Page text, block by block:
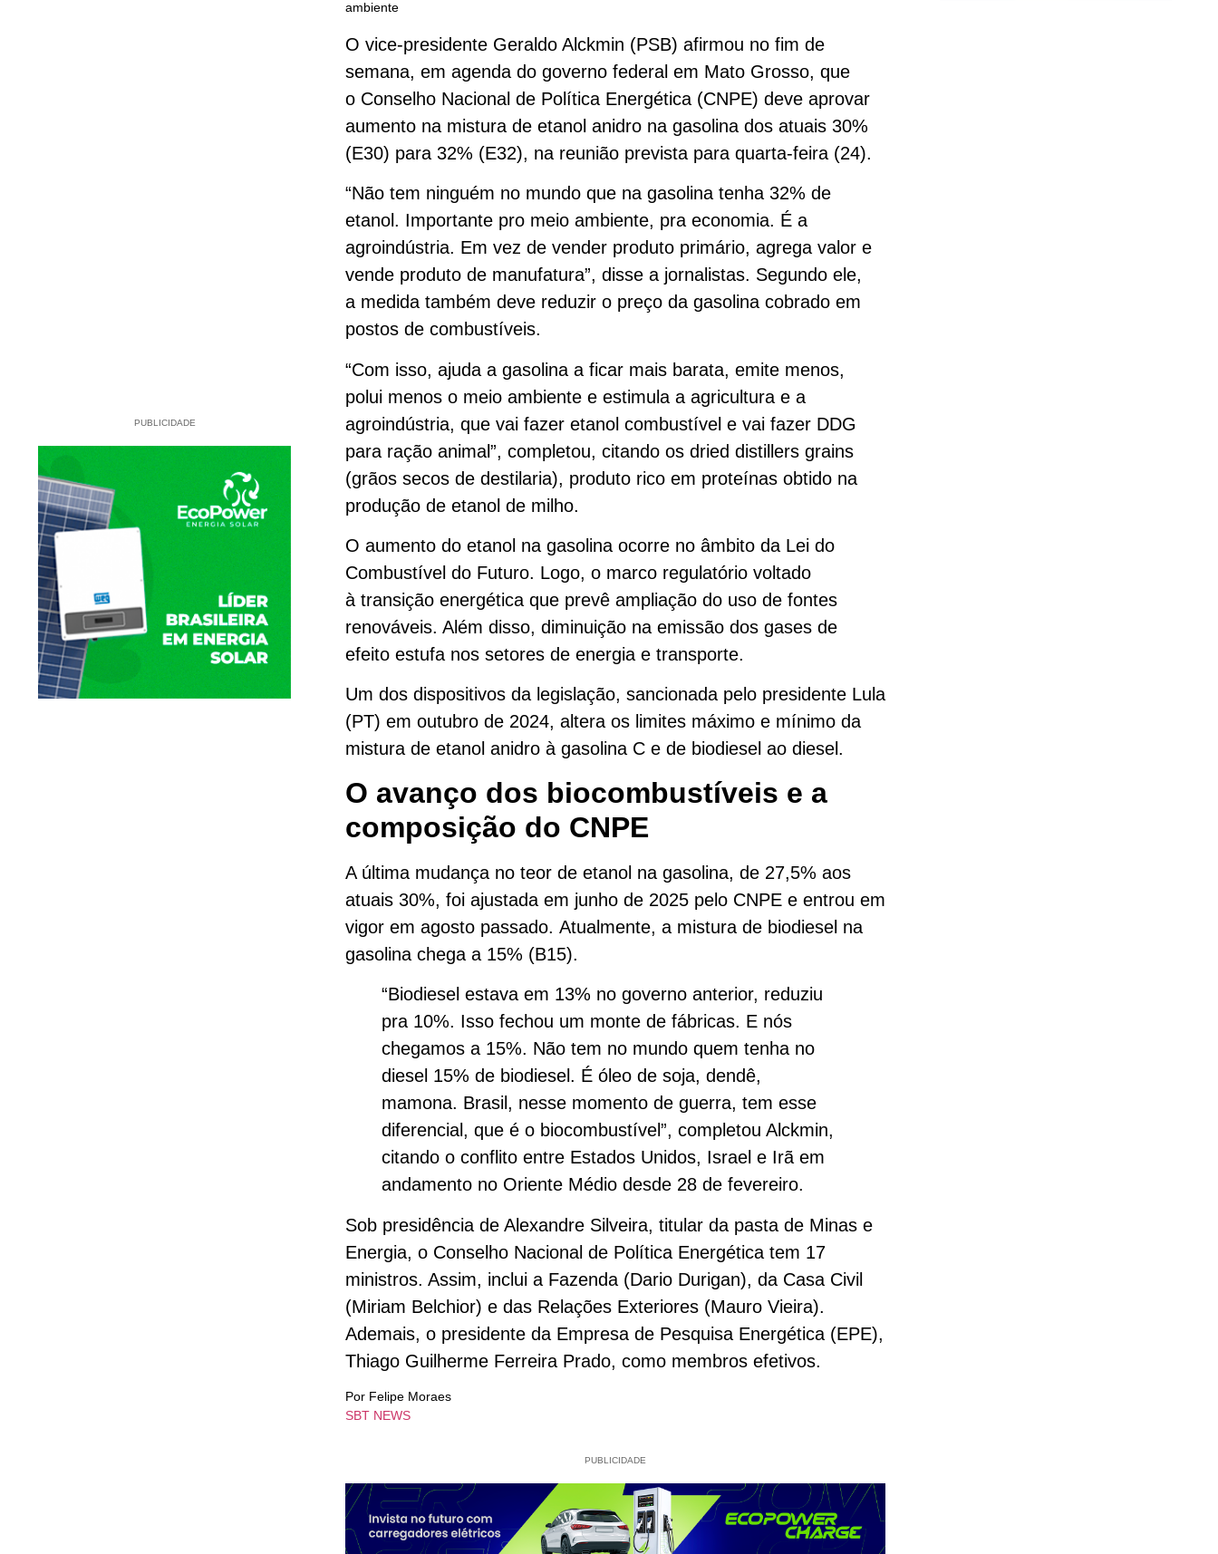
PUBLICIDADE
ambiente
O vice-presidente Geraldo Alckmin (PSB) afirmou no fim de
semana, em agenda do governo federal em Mato Grosso, que
o Conselho Nacional de Política Energética (CNPE) deve aprovar
aumento na mistura de etanol anidro na gasolina dos atuais 30%
(E30) para 32% (E32), na reunião prevista para quarta-feira (24).
“Não tem ninguém no mundo que na gasolina tenha 32% de
etanol. Importante pro meio ambiente, pra economia. É a
agroindústria. Em vez de vender produto primário, agrega valor e
vende produto de manufatura”, disse a jornalistas. Segundo ele,
a medida também deve reduzir o preço da gasolina cobrado em
postos de combustíveis.
“Com isso, ajuda a gasolina a ficar mais barata, emite menos,
polui menos o meio ambiente e estimula a agricultura e a
agroindústria, que vai fazer etanol combustível e vai fazer DDG
para ração animal”, completou, citando os dried distillers grains
(grãos secos de destilaria), produto rico em proteínas obtido na
produção de etanol de milho.
O aumento do etanol na gasolina ocorre no âmbito da Lei do
Combustível do Futuro. Logo, o marco regulatório voltado
à transição energética que prevê ampliação do uso de fontes
renováveis. Além disso, diminuição na emissão dos gases de
efeito estufa nos setores de energia e transporte.
Um dos dispositivos da legislação, sancionada pelo presidente Lula
(PT) em outubro de 2024, altera os limites máximo e mínimo da
mistura de etanol anidro à gasolina C e de biodiesel ao diesel.
O avanço dos biocombustíveis e a
composição do CNPE
A última mudança no teor de etanol na gasolina, de 27,5% aos
atuais 30%, foi ajustada em junho de 2025 pelo CNPE e entrou em
vigor em agosto passado. Atualmente, a mistura de biodiesel na
gasolina chega a 15% (B15).
“Biodiesel estava em 13% no governo anterior, reduziu
pra 10%. Isso fechou um monte de fábricas. E nós
chegamos a 15%. Não tem no mundo quem tenha no
diesel 15% de biodiesel. É óleo de soja, dendê,
mamona. Brasil, nesse momento de guerra, tem esse
diferencial, que é o biocombustível”, completou Alckmin,
citando o conflito entre Estados Unidos, Israel e Irã em
andamento no Oriente Médio desde 28 de fevereiro.
Sob presidência de Alexandre Silveira, titular da pasta de Minas e
Energia, o Conselho Nacional de Política Energética tem 17
ministros. Assim, inclui a Fazenda (Dario Durigan), da Casa Civil
(Miriam Belchior) e das Relações Exteriores (Mauro Vieira).
Ademais, o presidente da Empresa de Pesquisa Energética (EPE),
Thiago Guilherme Ferreira Prado, como membros efetivos.
Por Felipe Moraes
SBT NEWS
PUBLICIDADE